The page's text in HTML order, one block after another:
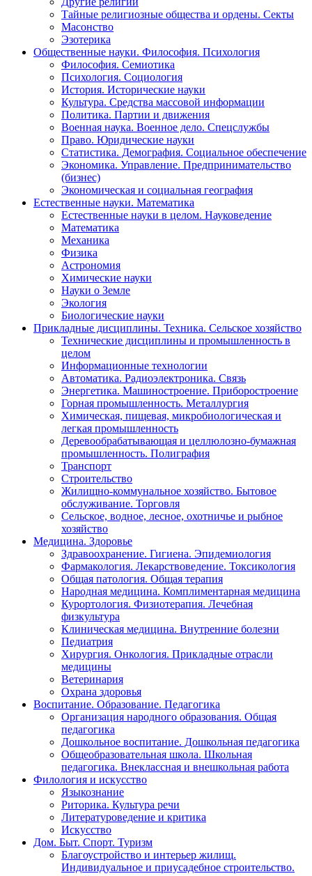
Тайные религиозные общества и ордены. Секты
Масонство
Эзотерика
Общественные науки. Философия. Психология
Философия. Семиотика
Психология. Социология
История. Исторические науки
Культура. Средства массовой информации
Политика. Партии и движения
Военная наука. Военное дело. Спецслужбы
Право. Юридические науки
Статистика. Демография. Социальное обеспечение
Экономика. Управление. Предпринимательство
(бизнес)
Экономическая и социальная география
Естественные науки. Математика
Естественные науки в целом. Науковедение
Математика
Механика
Физика
Астрономия
Химические науки
Науки о Земле
Экология
Биологические науки
Прикладные дисциплины. Техника. Сельское хозяйство
Технические дисциплины и промышленность в
целом
Информационные технологии
Автоматика. Радиоэлектроника. Связь
Энергетика. Машиностроение. Приборостроение
Горная промышленность. Металлургия
Химическая, пищевая, микробиологическая и
легкая промышленность
Деревообрабатывающая и целлюлозно-бумажная
промышленность. Полиграфия
Транспорт
Строительство
Жилищно-коммунальное хозяйство. Бытовое
обслуживание. Торговля
Сельское, водное, лесное, охотничье и рыбное
хозяйство
Медицина. Здоровье
Здравоохранение. Гигиена. Эпидемиология
Фармакология. Лекарствоведение. Токсикология
Общая патология. Общая терапия
Народная медицина. Комплиментарная медицина
Курортология. Физиотерапия. Лечебная
физкультура
Клиническая медицина. Внутренние болезни
Педиатрия
Хирургия. Онкология. Прикладные отрасли
медицины
Ветеринария
Охрана здоровья
Воспитание. Образование. Педагогика
Организация народного образования. Общая
педагогика
Дошкольное воспитание. Дошкольная педагогика
Общеобразовательная школа. Школьная
педагогика. Внеклассная и внешкольная работа
Филология и искусство
Языкознание
Риторика. Культура речи
Литературоведение и критика
Искусство
Дом. Быт. Спорт. Туризм
Благоустройство и интерьер жилищ.
Индивидуальное и приусадебное строительство.